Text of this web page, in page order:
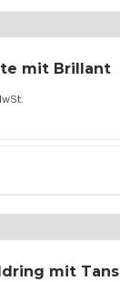
mit Brillant
mit